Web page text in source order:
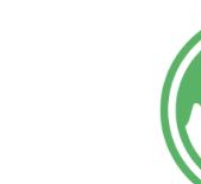
體反對無限度開發
發起募股買地搶救
日於天母國際會議
席娃親臨會場致詞
Brown）介紹席娃
主張人類應該與地